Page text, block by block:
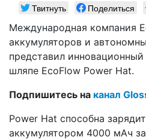
Твитнуть Поделиться
Международная компания
аккумуляторов и
представил
шляпе EcoFlow Power Hat.
Подпишитесь на канал
Power Hat способна
аккумулятором 4000 мАч